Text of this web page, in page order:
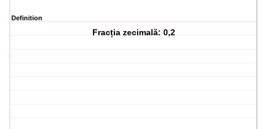
Definition
Fracția zecimală: 0,2